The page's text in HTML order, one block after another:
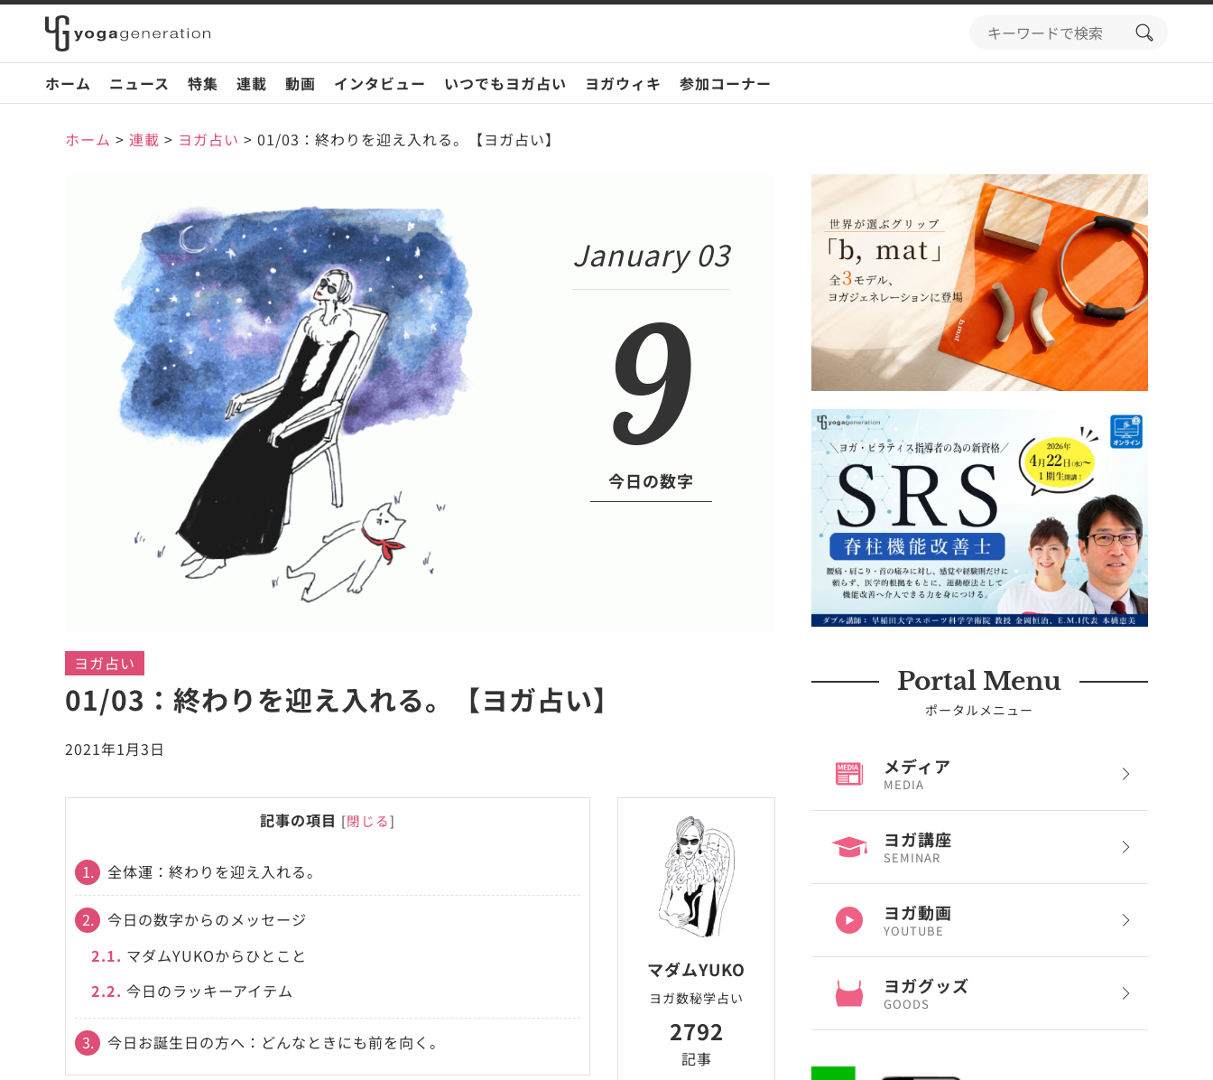
search
ホーム
ニュース 特集 連載 動画 インタビュー いつでもヨガ占い ヨガウィキ 参加コーナー
ホーム > 連載 > ヨガ占い > 01/03：終わりを迎え入れる。【ヨガ占い】
January 03
9
今日の数字
ヨガ占い
01/03：終わりを迎え入れる。【ヨガ占い】
2021年1月3日
記事の項目 [閉じる]
1. 全体運：終わりを迎え入れる。
2.
今日の数字からのメッセージ
2.1. マダムYUKOからひとこと
2.2. 今日のラッキーアイテム
3. 今日お誕生日の方へ：どんなときにも前を向く。
マダムYUKO
ヨガ数秘学占い
2792
記事
Portal Menu
ポータルメニュー
メディア
MEDIA
ヨガ講座
SEMINAR
ヨガ動画
YOUTUBE
ヨガグッズ
GOODS